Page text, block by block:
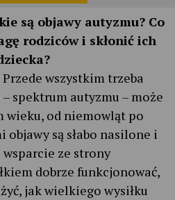
są objawy autyzmu? Co
rodziców i skłonić ich
Przede wszystkim trzeba
spektrum autyzmu – może
wieku, od niemowląt po
objawy są słabo nasilone i
ze strony
dobrze funkcjonować,
jak wielkiego wysiłku